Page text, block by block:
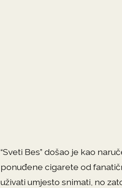
“Sveti Bes” došao je kao
ponuđene cigarete od
uživati umjesto snimati, no